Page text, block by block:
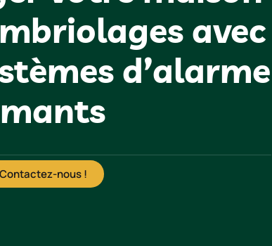
avec
d’alarme
nous !